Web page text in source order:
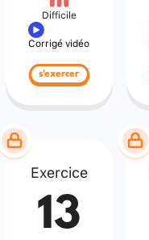
Difficile
Corrigé vidéo
s'exercer
Exercice
13